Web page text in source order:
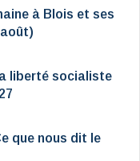
à Blois et ses
liberté socialiste
que nous dit le